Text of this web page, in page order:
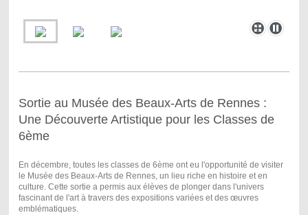
Sortie au Musée des Beaux-Arts de Rennes :
Une Découverte Artistique pour les Classes de
6ème
En décembre, toutes les classes de 6ème ont eu l'opportunité de visiter
le Musée des Beaux-Arts de Rennes, un lieu riche en histoire et en
culture. Cette sortie a permis aux élèves de plonger dans l'univers
fascinant de l'art à travers des expositions variées et des œuvres
emblématiques.